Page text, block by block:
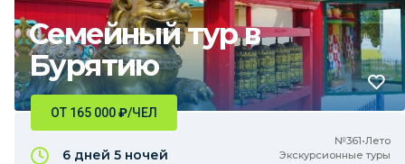
Семейный тур в
Бурятию
№361•Лето
Экскурсионные туры
ОТ 165 000₽/ЧЕЛ
6 дней 5 ночей